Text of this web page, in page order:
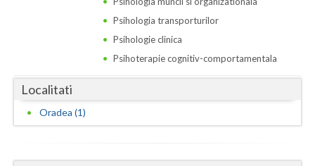
Gorj
Harghita
Psihologia transporturilor
Psihologie clinica
Psihoterapie cognitiv-comportamentala
Localitati
Oradea (1)